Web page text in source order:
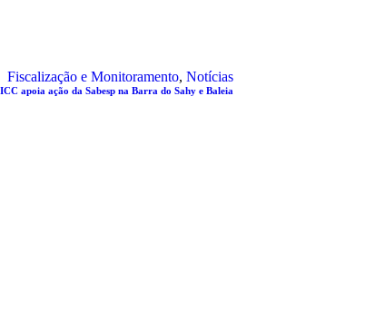
Fiscalização e Monitoramento, Notícias
ICC apoia ação da Sabesp na Barra do Sahy e Baleia